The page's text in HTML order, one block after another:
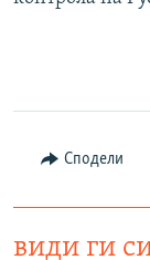
Сподели
види ги